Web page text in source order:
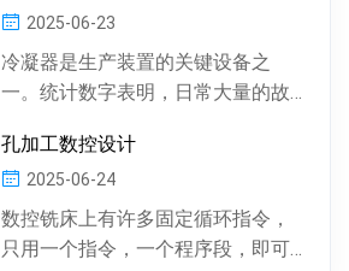
2025-06-23
冷凝器是生产装置的关键设备之
一。统计数字表明，日常大量的故
凝器管材的腐蚀损坏所...
孔加工数控设计
2025-06-24
数控铣床上有许多固定循环指令，
只用一个指令，一个程序段，即可